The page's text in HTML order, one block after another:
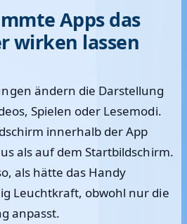
Apps das
wirken lassen
ändern die Darstellung
Spielen oder Lesemodi.
innerhalb der App
als auf dem Startbildschirm.
als hätte das Handy
Leuchtkraft, obwohl nur die
anpasst.